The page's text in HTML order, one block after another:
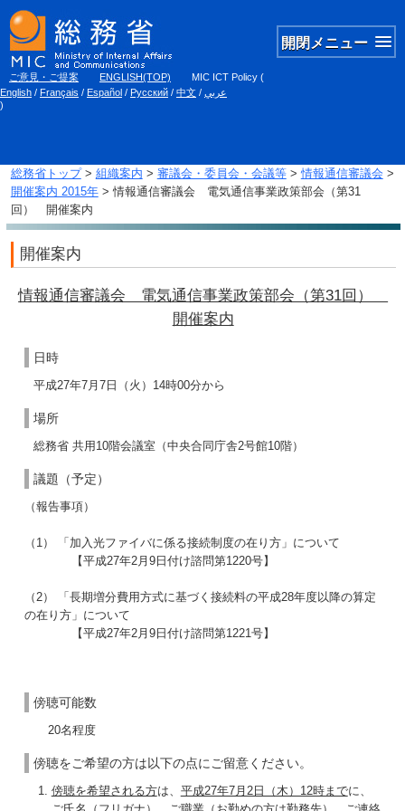
開閉メニュー
ご意見・ご提案 ENGLISH(TOP) MIC ICT Policy (
English / Français / Español / Русский / 中文 / عربي
)
総務省トップ> 組織案内 > 審議会・委員会・会議等>情報通信審議会 >
開催案内 2015年> 情報通信審議会 電気通信事業政策部会（第31
回） 開催案内
開催案内
情報通信審議会 電気通信事業政策部会（第31回）
開催案内
日時
平成27年7月7日（火）14時00分から
場所
総務省 共用10階会議室（中央合同庁舎2号館10階）
議題（予定）
（報告事項）
（1） 「加入光ファイバに係る接続制度の在り方」について
【平成27年2月9日付け諮問第1220号】
（2） 「長期増分費用方式に基づく接続料の平成28年度以降の算定
の在り方」について
【平成27年2月9日付け諮問第1221号】
傍聴可能数
20名程度
傍聴をご希望の方は以下の点にご留意ください。
傍聴を希望される方は、 平成27年7月2日（木）12時までに、